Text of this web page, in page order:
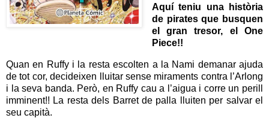
Aquí teniu una història
de pirates que busquen
el gran tresor, el One
Piece!!
Quan en Ruffy i la resta escolten a la Nami demanar ajuda
de tot cor, decideixen lluitar sense miraments contra l’Arlong
i la seva banda. Però, en Ruffy cau a l’aigua i corre un perill
imminent!! La resta dels Barret de palla lluiten per salvar el
seu capità.